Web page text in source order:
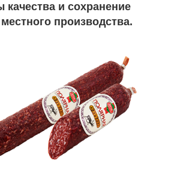
качества и сохранение
производства.